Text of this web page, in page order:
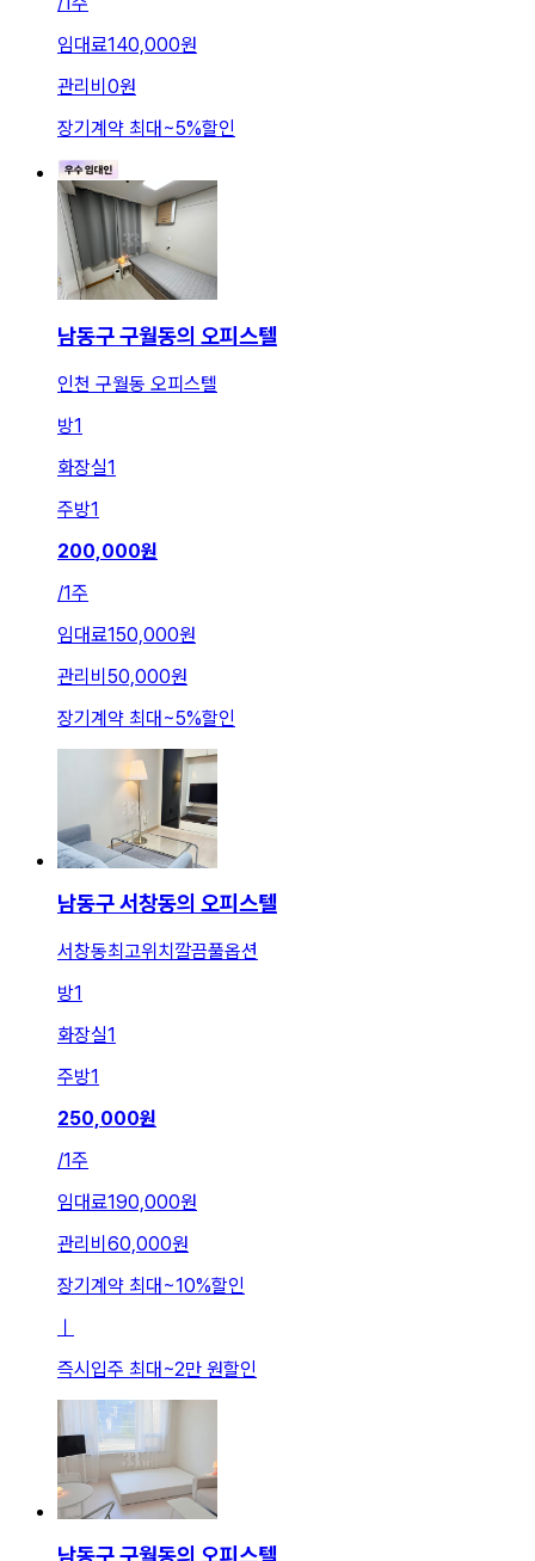
임대료140,000원
관리비 0원
장기계약 최대~5%할인
남동구 구월동의 오피스텔
인천 구월동 오피스텔
방1
화장실1
주방1
200,000원
/1주
임대료150,000원
관리비 50,000원
장기계약 최대~5%할인
남동구 서창동의 오피스텔
서창동최고위치깔끔풀옵션
방1
화장실1
주방1
250,000원
/1주
임대료190,000원
관리비 60,000원
장기계약 최대~10%할인
ㅣ
즉시입주 최대~2만 원할인
남동구 구월동의 오피스텔